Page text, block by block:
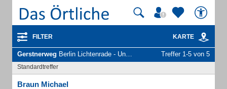
FILTER KARTE
Gerstnerweg Berlin Lichtenrade - Unternehmen und Personen Treffer 1-5 von 5
Standardtreffer
Braun Michael